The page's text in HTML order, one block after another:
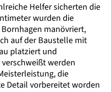
Helfer sicherten die
wurden die
manövriert,
auf der Baustelle mit
platziert und
werden
die
Detail vorbereitet worden